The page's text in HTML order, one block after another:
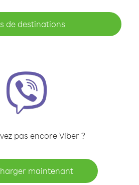
de destinations
pas encore Viber ?
maintenant